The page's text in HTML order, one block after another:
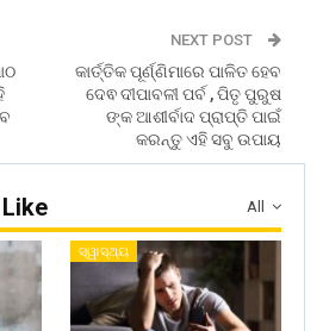
NEXT POST
କାର୍ତ୍ତିକ ପୂର୍ଣ୍ଣିମାରେ ପାଳିତ ହେବ
ଦେଵ ଦୀପାବଳୀ ପର୍ବ , ପିତୃ ପୁରୁଷ
ଙ୍କ ଆଶୀର୍ବାଦ ପ୍ରାପ୍ତି ପାଇଁ
କରନ୍ତୁ ଏହି ସବୁ ଉପାୟ
All
ସ୍ୱାସ୍ଥ୍ୟ